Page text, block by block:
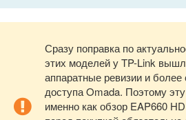
Сразу поправка по
этих моделей у TP-Link
аппаратные ревизии и более
доступа Omada. Поэтому
именно как обзор EAP660